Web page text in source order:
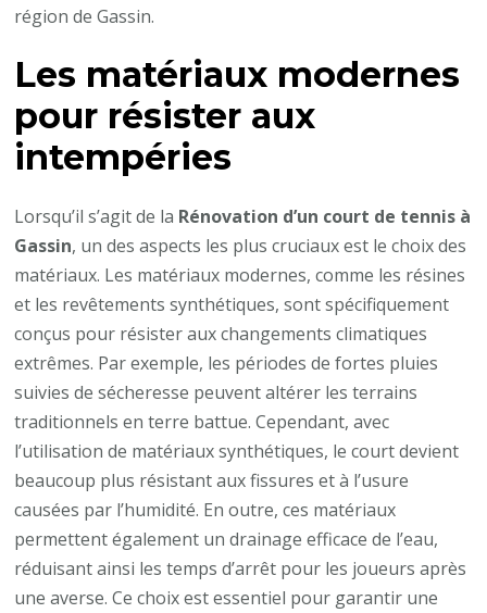
résistance
intempéries
?
région de Gassin.
Les matériaux modernes
pour résister aux
intempéries
Lorsqu’il s’agit de la Rénovation d’un court de tennis à
Gassin, un des aspects les plus cruciaux est le choix des
matériaux. Les matériaux modernes, comme les résines
et les revêtements synthétiques, sont spécifiquement
conçus pour résister aux changements climatiques
extrêmes. Par exemple, les périodes de fortes pluies
suivies de sécheresse peuvent altérer les terrains
traditionnels en terre battue. Cependant, avec
l’utilisation de matériaux synthétiques, le court devient
beaucoup plus résistant aux fissures et à l’usure
causées par l’humidité. En outre, ces matériaux
permettent également un drainage efficace de l’eau,
réduisant ainsi les temps d’arrêt pour les joueurs après
une averse. Ce choix est essentiel pour garantir une